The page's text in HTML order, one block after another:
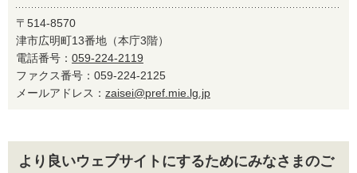
〒514-8570
津市広明町13番地（本庁3階）
電話番号： 059-224-2119
ファクス番号：059-224-2125
メールアドレス： zaisei@pref.mie.lg.jp
より良いウェブサイトにするためにみなさまのご